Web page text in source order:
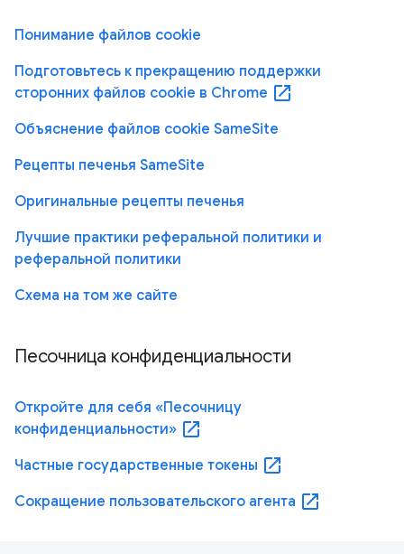
Понимание файлов cookie
Подготовьтесь к прекращению поддержки
сторонних файлов cookie в Chrome open_in_new
Объяснение файлов cookie SameSite
Рецепты печенья SameSite
Оригинальные рецепты печенья
Лучшие практики реферальной политики и
реферальной политики
Схема на том же сайте
Песочница конфиденциальности
Откройте для себя «Песочницу
конфиденциальности» open_in_new
Частные государственные токены open_in_new
Сокращение пользовательского агента open_in_new